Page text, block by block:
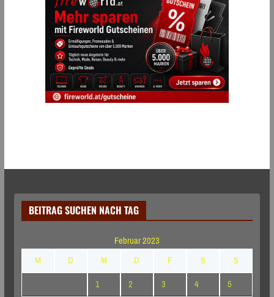
BEITRAG SUCHEN NACH TAG
Februar 2023
M
D M D F S
S
1
2 3 4
5